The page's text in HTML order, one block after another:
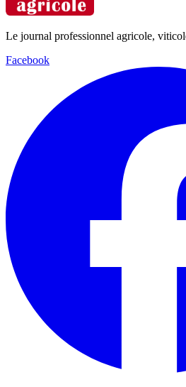
Le journal professionnel agricole,
Facebook